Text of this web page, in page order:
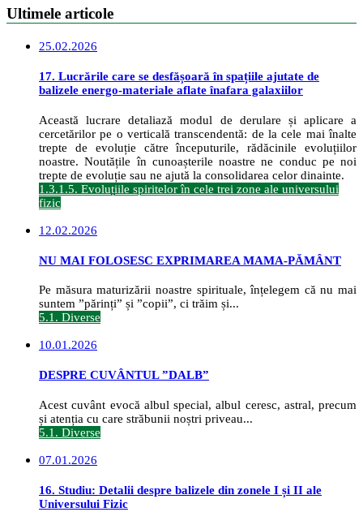
Ultimele articole
25.02.2026
17. Lucrările care se desfășoară în spațiile ajutate de
balizele energo-materiale aflate înafara galaxiilor
Această lucrare detaliază modul de derulare și aplicare a
cercetărilor pe o verticală transcendentă: de la cele mai înalte
trepte de evoluție către începuturile, rădăcinile evoluțiilor
noastre. Noutățile în cunoașterile noastre ne conduc pe noi
trepte de evoluție sau ne ajută la consolidarea celor dinainte.
1.3.1.5. Evoluțiile spiritelor în cele trei zone ale universului
fizic
12.02.2026
NU MAI FOLOSESC EXPRIMAREA MAMA-PĂMÂNT
Pe măsura maturizării noastre spirituale, înțelegem că nu mai
suntem ”părinți” și ”copii”, ci trăim și...
5.1. Diverse
10.01.2026
DESPRE CUVÂNTUL ”DALB”
Acest cuvânt evocă albul special, albul ceresc, astral, precum
și atenția cu care străbunii noștri priveau...
5.1. Diverse
07.01.2026
16. Studiu: Detalii despre balizele din zonele I și II ale
Universului Fizic